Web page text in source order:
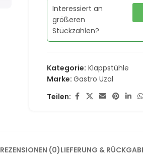
Interessiert an
größeren
Stückzahlen?
Kategorie: Klappstühle
Marke:Gastro Uzal
Teilen:
REZENSIONEN (0)LIEFERUNG &